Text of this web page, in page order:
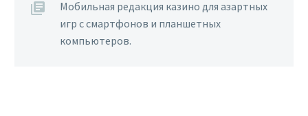
Мобильная редакция казино для азартных
игр с смартфонов и планшетных
компьютеров.